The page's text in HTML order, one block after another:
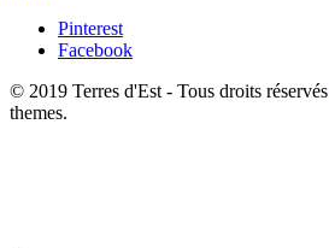
Pinterest
Facebook
© 2019 Terres d'Est - Tous droits réservés
themes.